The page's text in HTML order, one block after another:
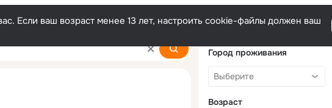
Если ваш возраст менее 13 лет, настроить cookie-файлы должен ваш
Город проживания
Возраст